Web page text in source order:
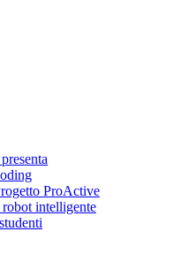
ProActive
intelligente